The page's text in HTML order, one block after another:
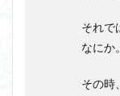
それで
なにか。
その時